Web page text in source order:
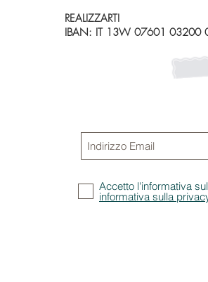
Accetto l'informativa
informativa sulla
REALIZZARTI
IBAN: IT 13W 07601 03200